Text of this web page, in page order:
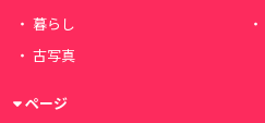
暮らし
古写真
ページ